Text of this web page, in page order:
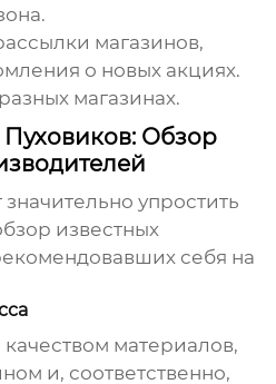
магазинов,
о новых акциях.
магазинах.
Обзор
упростить
известных
себя на
материалов,
и, соответственно,